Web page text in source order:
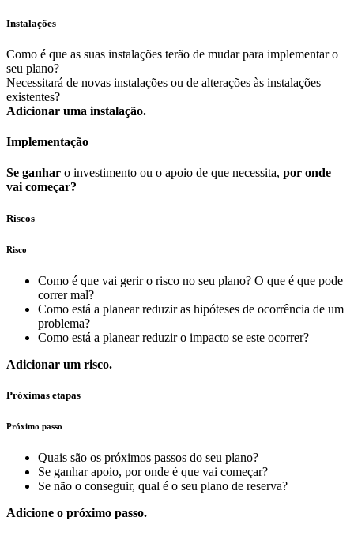
Instalações
Como é que as suas instalações terão de mudar para implementar o
seu plano?
Necessitará de novas instalações ou de alterações às instalações
existentes?
Adicionar uma instalação.
Implementação
Se ganhar o investimento ou o apoio de que necessita, por onde
vai começar?
Riscos
Risco
Como é que vai gerir o risco no seu plano? O que é que pode
correr mal?
Como está a planear reduzir as hipóteses de ocorrência de um
problema?
Como está a planear reduzir o impacto se este ocorrer?
Adicionar um risco.
Próximas etapas
Próximo passo
Quais são os próximos passos do seu plano?
Se ganhar apoio, por onde é que vai começar?
Se não o conseguir, qual é o seu plano de reserva?
Adicione o próximo passo.